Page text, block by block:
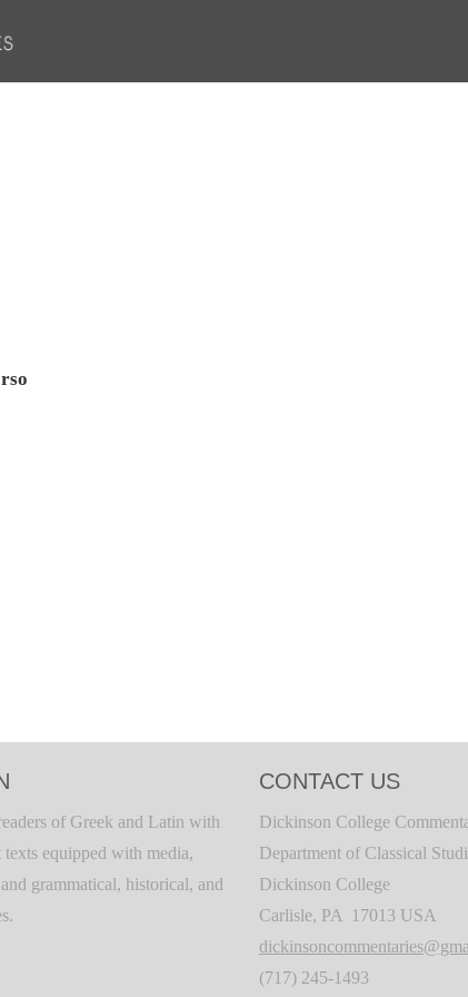
of Greek and Latin with
texts equipped with media,
grammatical, historical, and
CONTACT US
Dickinson College
Department of Classical
Dickinson College
Carlisle, PA 17013 USA
(717) 245-1493